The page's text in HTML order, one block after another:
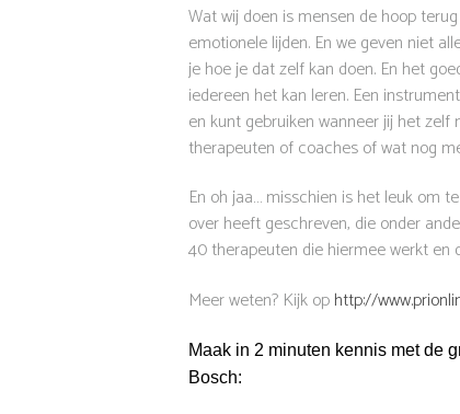
Wat wij doen is mensen de hoop
emotionele lijden. En we geven niet
je hoe je dat zelf kan doen. En het
iedereen het kan leren. Een
en kunt gebruiken wanneer jij het zelf
therapeuten of coaches of wat nog
En oh jaa… misschien is het leuk om
over heeft geschreven, die onder
40 therapeuten die hiermee werkt
Meer weten? Kijk ophttp://
Maak in 2 minuten kennis met de
Bosch: